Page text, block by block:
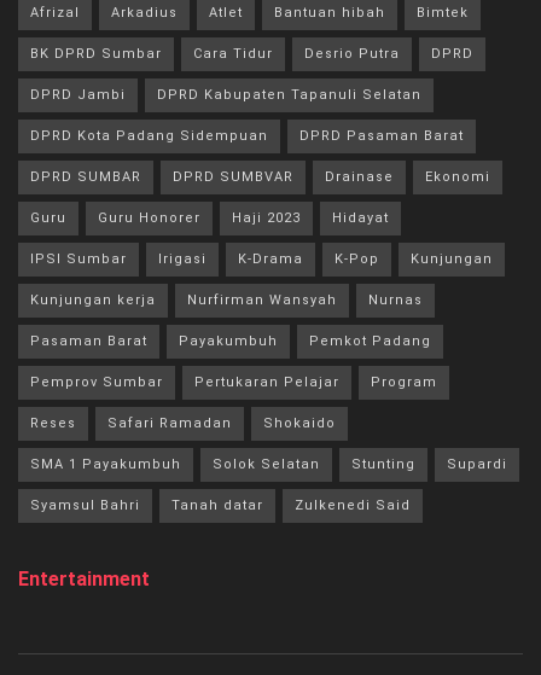
Afrizal Arkadius Atlet Bantuan hibah Bimtek
BK DPRD Sumbar Cara Tidur Desrio Putra DPRD
DPRD Jambi DPRD Kabupaten Tapanuli Selatan
DPRD Kota Padang Sidempuan DPRD Pasaman Barat
DPRD SUMBAR DPRD SUMBVAR Drainase Ekonomi
Guru Guru Honorer Haji 2023 Hidayat
IPSI Sumbar Irigasi K-Drama K-Pop Kunjungan
Kunjungan kerja Nurfirman Wansyah Nurnas
Pasaman Barat Payakumbuh Pemkot Padang
Pemprov Sumbar Pertukaran Pelajar Program
Reses Safari Ramadan Shokaido
SMA 1 Payakumbuh Solok Selatan Stunting Supardi
Syamsul Bahri Tanah datar Zulkenedi Said
Entertainment